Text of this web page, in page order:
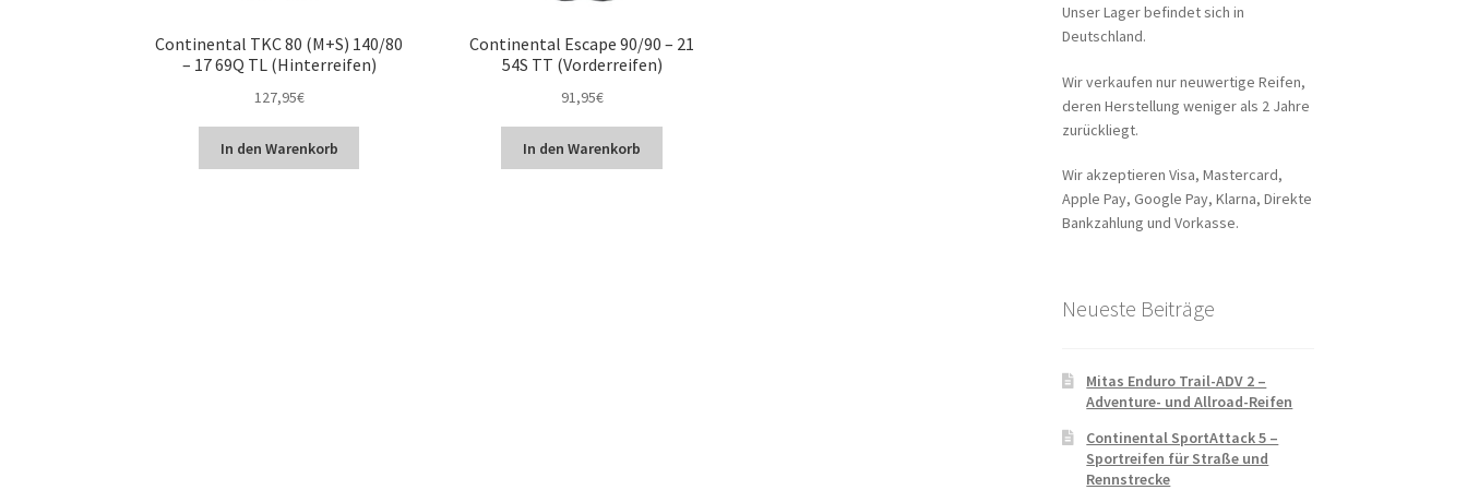
Continental TKC 80 (M+S) 140/80
– 17 69Q TL (Hinterreifen)
127,95€
In den Warenkorb
Continental Escape 90/90 – 21
54S TT (Vorderreifen)
91,95€
In den Warenkorb
Unser Lager befindet sich in
Deutschland.
Wir verkaufen nur neuwertige Reifen,
deren Herstellung weniger als 2 Jahre
zurückliegt.
Wir akzeptieren Visa, Mastercard,
Apple Pay, Google Pay, Klarna, Direkte
Bankzahlung und Vorkasse.
Neueste Beiträge
Mitas Enduro Trail-ADV 2 –
Adventure- und Allroad-Reifen
Continental SportAttack 5 –
Sportreifen für Straße und
Rennstrecke